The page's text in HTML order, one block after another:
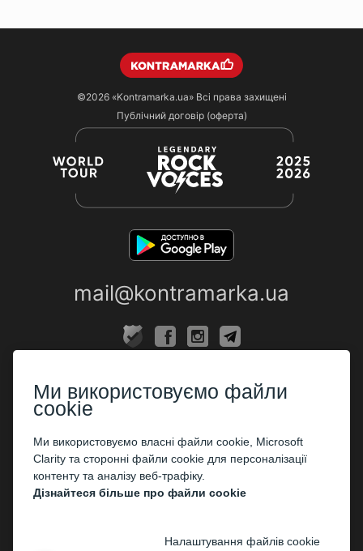
©2026 «Kontramarka.ua»Всі права захищені
Публічний договір (оферта)
mail@kontramarka.ua
Каси
ПАРТНЕРАМ
Організаторам
Корпоративним клієнтам
Ми використовуємо файли
cookie
Ми використовуємо власні файли cookie, Microsoft
Clarity та сторонні файли cookie для персоналізації
контенту та аналізу веб-трафіку.
Дізнайтеся більше про файли cookie
Налаштування файлів cookie